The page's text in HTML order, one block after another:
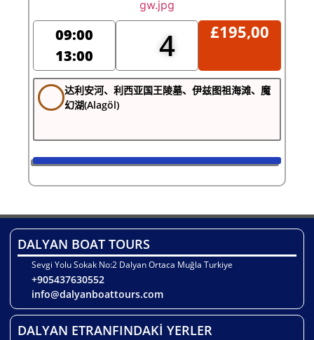
09:00
13:00
4 £195,00
达利安河、利西亚国王陵墓、伊兹图祖海滩、魔
幻湖(Alagöl)
DALYAN BOAT TOURS
Sevgi Yolu Sokak No:2 Dalyan Ortaca Muğla Turkiye
+905437630552
info@dalyanboattours.com
DALYAN ETRANFINDAKİ YERLER